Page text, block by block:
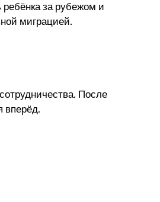
ребёнка за рубежом и
миграцией.
После
вперёд.